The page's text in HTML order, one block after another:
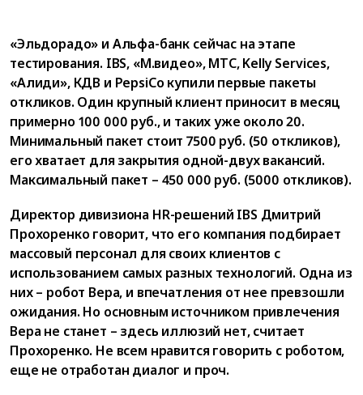
«Эльдорадо» и Альфа-банк сейчас на этапе
тестирования. IBS, «М.видео», МТС, Kelly Services,
«Алиди», КДВ и PepsiCo купили первые пакеты
откликов. Один крупный клиент приносит в месяц
примерно 100 000 руб., и таких уже около 20.
Минимальный пакет стоит 7500 руб. (50 откликов),
его хватает для закрытия одной-двух вакансий.
Максимальный пакет – 450 000 руб. (5000 откликов).
Директор дивизиона HR-реше­ний IBS Дмитрий
Прохоренко говорит, что его компания подбирает
массовый персонал для своих клиентов с
использованием самых разных технологий. Одна из
них – робот Вера, и впечатления от нее превзошли
ожидания. Но основным источником привлечения
Вера не станет – здесь иллюзий нет, считает
Прохоренко. Не всем нравится говорить с роботом,
еще не отработан диалог и проч.